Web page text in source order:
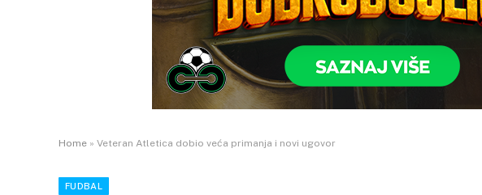
Home » Veteran Atletica dobio veća primanja i novi ugovor
FUDBAL